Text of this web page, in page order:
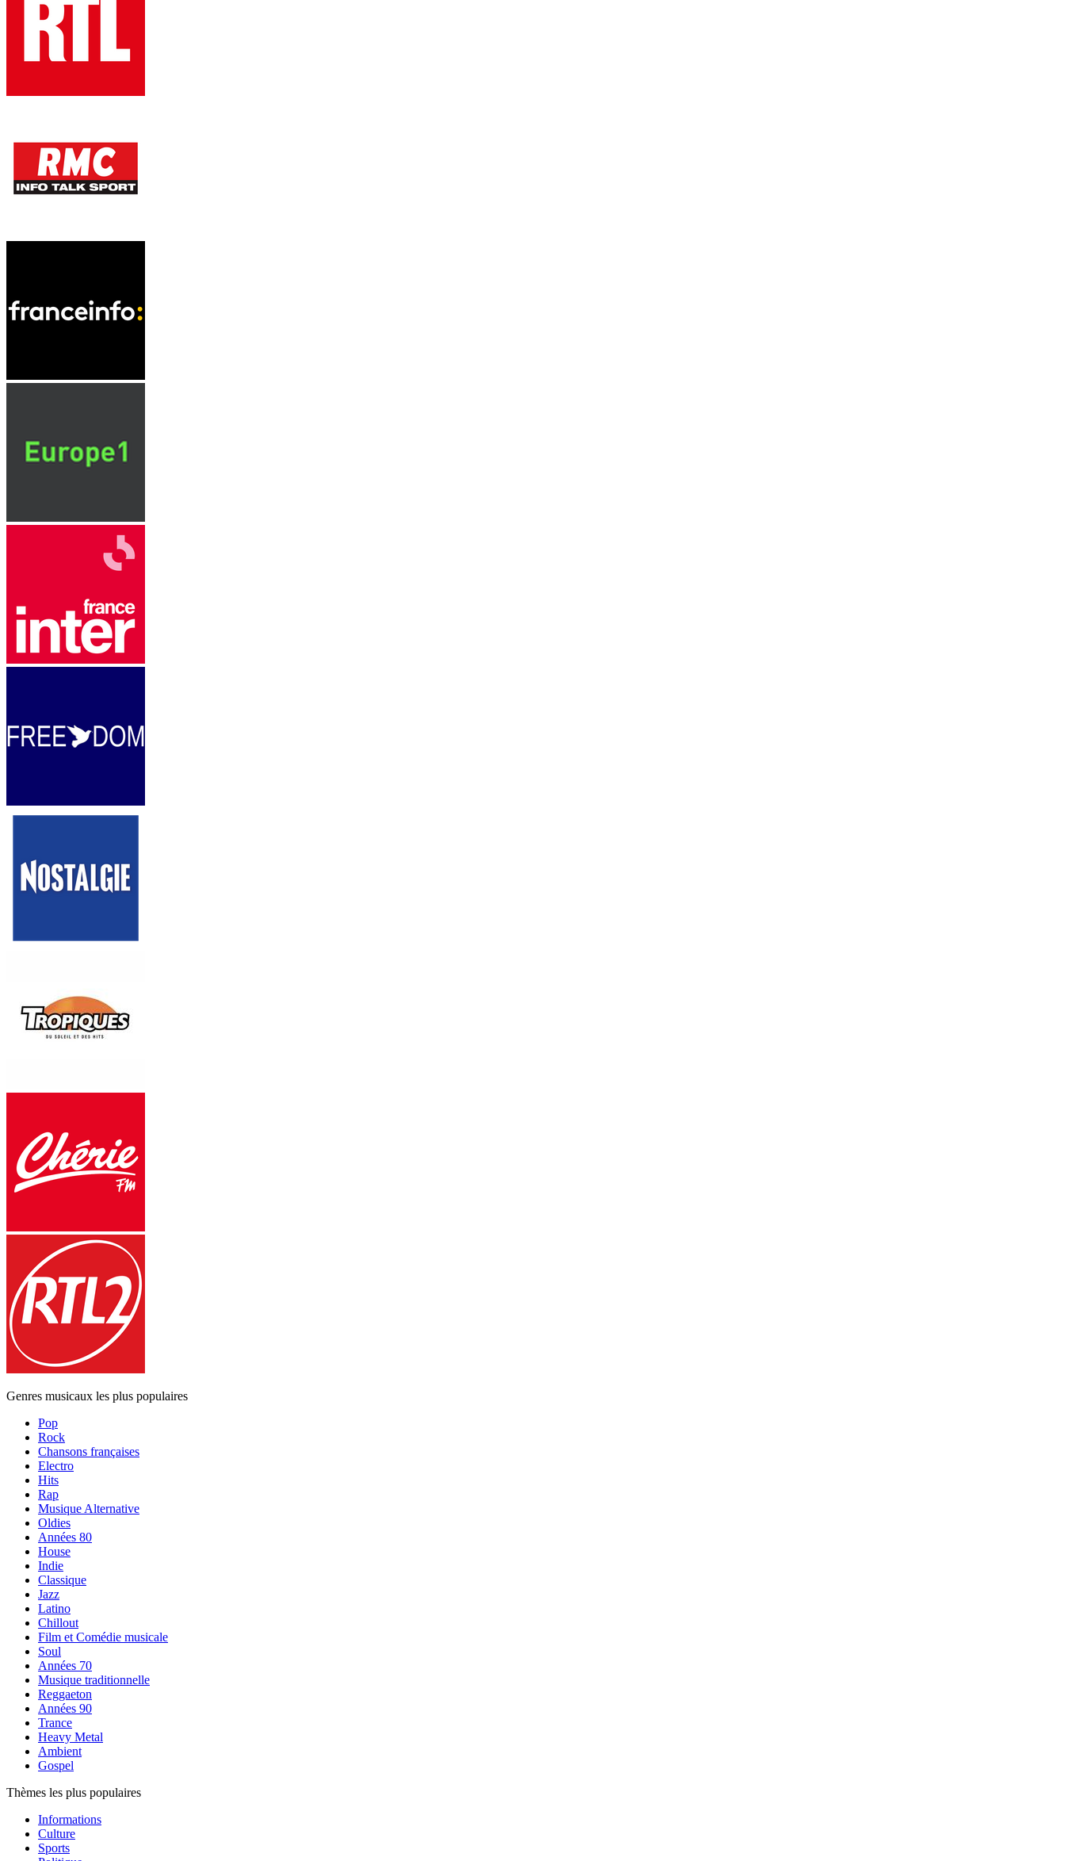
Genres musicaux les plus populaires
Pop
Rock
Chansons françaises
Electro
Hits
Rap
Musique Alternative
Oldies
Années 80
House
Indie
Classique
Jazz
Latino
Chillout
Film et Comédie musicale
Soul
Années 70
Musique traditionnelle
Reggaeton
Années 90
Trance
Heavy Metal
Ambient
Gospel
Thèmes les plus populaires
Informations
Culture
Sports